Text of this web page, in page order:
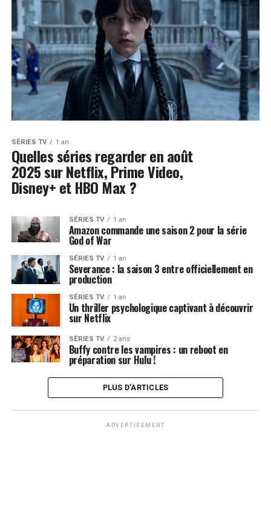
SÉRIES TV 1 an
Quelles séries regarder en août
2025 sur Netflix, Prime Video,
Disney+ et HBO Max ?
SÉRIES TV 1 an
Amazon commande une saison 2 pour la série
God of War
SÉRIES TV 1 an
Severance : la saison 3 entre officiellement en
production
SÉRIES TV 1 an
Un thriller psychologique captivant à découvrir
sur Netflix
SÉRIES TV 2 ans
Buffy contre les vampires : un reboot en
préparation sur Hulu !
PLUS D’ARTICLES
ADVERTISEMENT